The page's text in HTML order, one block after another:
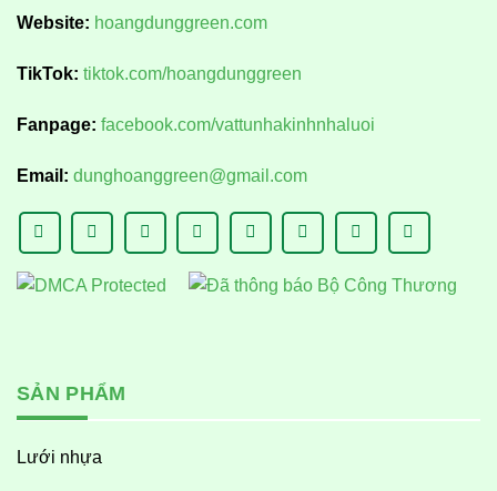
Website: hoangdunggreen.com
TikTok: tiktok.com/hoangdunggreen
Fanpage: facebook.com/vattunhakinhnhaluoi
Email: dunghoanggreen@gmail.com
SẢN PHẨM
Lưới nhựa